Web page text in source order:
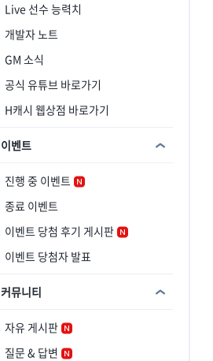
Live 선수 능력치
개발자 노트
GM 소식
공식 유튜브 바로가기
H캐시 웹상점 바로가기
이벤트
진행 중 이벤트
종료 이벤트
이벤트 당첨 후기 게시판
이벤트 당첨자 발표
커뮤니티
자유 게시판
질문 & 답변